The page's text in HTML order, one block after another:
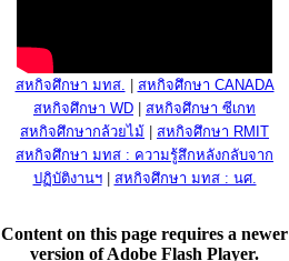
สหกิจศึกษา มทส.
สหกิจศึกษา CANADA
สหกิจศึกษา WD
สหกิจศึกษา ซีเกท
สหกิจศึกษากล้วยไม้
สหกิจศึกษา RMIT
สหกิจศึกษา มทส : ความรู้สึกหลังกลับจาก
ปฏิบัติงานฯ| สหกิจศึกษา มทส : นศ.
Content on this page requires a newer
version of Adobe Flash Player.